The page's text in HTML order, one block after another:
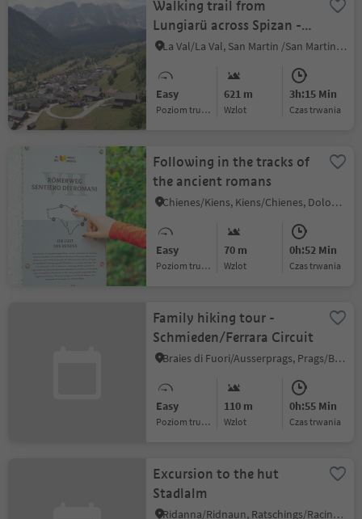
Walking trail from
Lungiarü across Spizan -
Juvel and back to
La Val/La Val, San Martin /San Martino, Dolomites Region Kronplatz/Plan de Corones
Easy
Poziom trudności
621 m
Wzlot
3h:15 Min
czas trwania
Following in the tracks of
the ancient romans
Chienes/Kiens, Kiens/Chienes, Dolomites Region Kronplatz/Plan de Corones
Easy
Poziom trudności
70 m
Wzlot
0h:52 Min
czas trwania
Family hiking tour -
Schmieden/Ferrara Circuit
Braies di Fuori/Ausserprags, Prags/Braies, Dolomites Region 3 Zinnen
Easy
Poziom trudności
110 m
Wzlot
0h:55 Min
czas trwania
Excursion to the hut
Stadlalm
Ridanna/Ridnaun, Ratschings/Racines, Sterzing/Vipiteno and environs